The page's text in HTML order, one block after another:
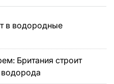
в водородные
Британия строит
водорода